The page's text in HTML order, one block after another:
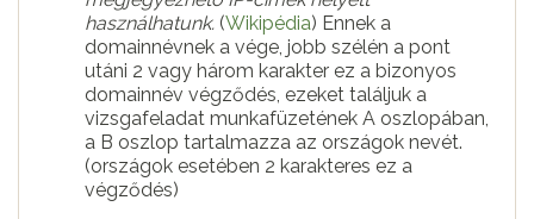
használhatunk. (Wikipédia) Ennek a
domainnévnek a vége, jobb szélén a pont
utáni 2 vagy három karakter ez a bizonyos
domainnév végződés, ezeket találjuk a
vizsgafeladat munkafüzetének A oszlopában,
a B oszlop tartalmazza az országok nevét.
(országok esetében 2 karakteres ez a
végződés)